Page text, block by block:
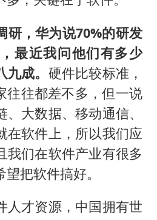
研，华为说70%的研发
最近我问他们有多少
成。 硬件比较标准，
往往都差不多，但一说
大数据、移动通信、
在软件上，所以我们应
我们在软件产业有很多
把软件搞好。
人才资源，中国拥有世